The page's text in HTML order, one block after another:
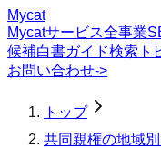
Mycat
Mycatサービス全事業
候補白書ガイド検索ト
お問い合わせ->
トップ
共同親権の地域